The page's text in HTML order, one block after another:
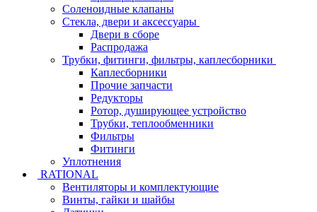
Соленоидные клапаны
Стекла, двери и аксессуары
Двери в сборе
Распродажа
Трубки, фитинги, фильтры, каплесборники
Каплесборники
Прочие запчасти
Редукторы
Ротор, душирующее устройство
Трубки, теплообменники
Фильтры
Фитинги
Уплотнения
RATIONAL
Вентиляторы и комплектующие
Винты, гайки и шайбы